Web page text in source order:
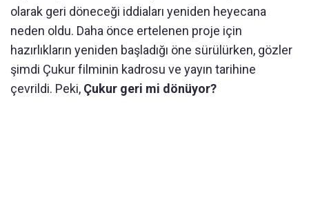
olarak geri döneceği iddiaları yeniden heyecana
neden oldu. Daha önce ertelenen proje için
hazırlıkların yeniden başladığı öne sürülürken, gözler
şimdi Çukur filminin kadrosu ve yayın tarihine
çevrildi. Peki, Çukur geri mi dönüyor?